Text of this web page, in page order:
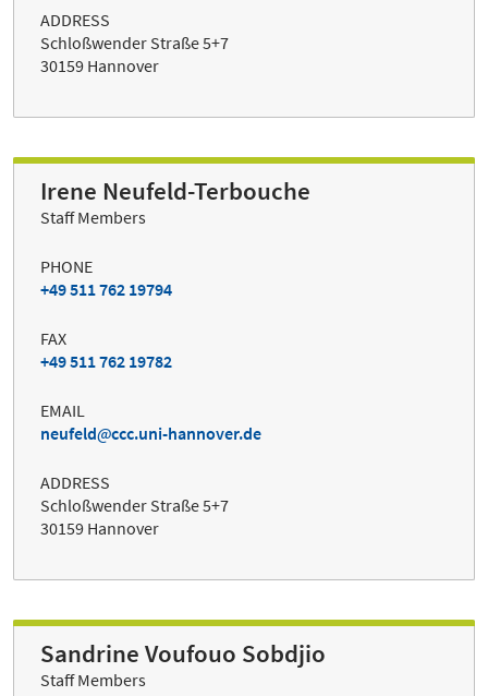
ADDRESS
Schloßwender Straße 5+7
30159 Hannover
Irene Neufeld-Terbouche
Staff Members
PHONE
+49 511 762 19794
FAX
+49 511 762 19782
EMAIL
neufeld
ccc.uni-hannover.de
ADDRESS
Schloßwender Straße 5+7
30159 Hannover
Sandrine Voufouo Sobdjio
Staff Members